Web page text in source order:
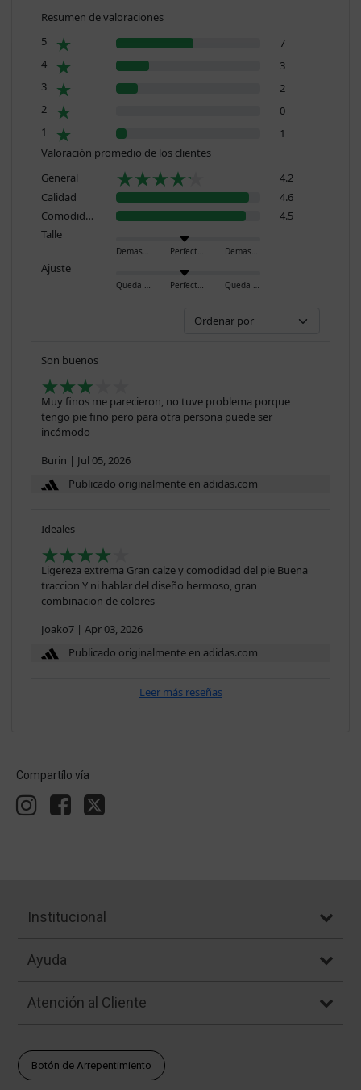
Resumen de valoraciones
5
7
4
3
3
2
2
0
1
1
Valoración promedio de los clientes
General
4.2
Calidad
4.6
Comodidad
4.5
Talle
Demasiado pequeño Perfecto Demasiado grande
Ajuste
Queda ajustado Perfecto Queda holgado
Son buenos
Muy finos me parecieron, no tuve problema porque
tengo pie fino pero para otra persona puede ser
incómodo
Burin | Jul 05, 2026
Publicado originalmente en adidas.com
Ideales
Ligereza extrema Gran calze y comodidad del pie Buena
traccion Y ni hablar del diseño hermoso, gran
combinacion de colores
Joako7 | Apr 03, 2026
Publicado originalmente en adidas.com
Leer más reseñas
Compartílo vía
Institucional
Ayuda
Atención al Cliente
Botón de Arrepentimiento